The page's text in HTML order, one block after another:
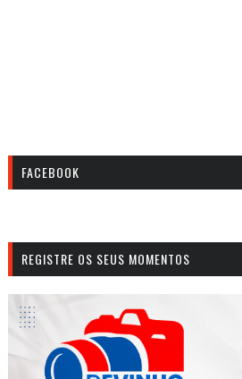
FACEBOOK
REGISTRE OS SEUS MOMENTOS